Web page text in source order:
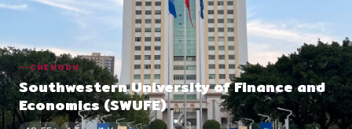
CHENGDU
Southwestern University of Finance and
Economics (SWUFE)